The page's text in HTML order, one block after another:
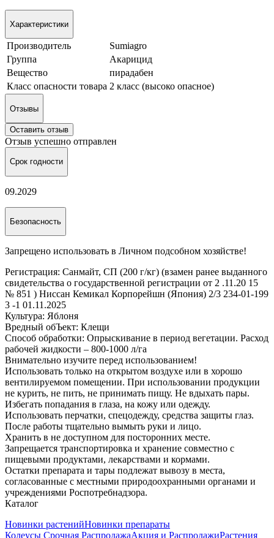
Характеристики
Производитель
Sumiagro
Группа
Акарицид
Вещество
пирадабен
Класс опасности товара 2 класс (высоко опасное)
Отзывы
Оставить отзыв
Отзыв успешно отправлен
Срок годности
09.2029
Безопасность
Запрещено использовать в Личном подсобном хозяйстве!
Регистрация: Санмайт, СП (200 г/кг) (взамен ранее выданного
свидетельства о государственной регистрации от 2 .11.20 15
№ 851 ) Ниссан Кемикал Корпорейшн (Япония) 2/3 234-01-199
3 -1 01.11.2025
Культура: Яблоня
Вредный обЪект: Клещи
Способ обработки: Опрыскивание в период вегетации. Расход
рабочей жидкости – 800-1000 л/га
Внимательно изучите перед использованием!
Использовать только на открытом воздухе или в хорошо
вентилируемом помещении. При использовании продукции
не курить, не пить, не принимать пищу. Не вдыхать пары.
Избегать попадания в глаза, на кожу или одежду.
Использовать перчатки, спецодежду, средства защиты глаз.
После работы тщательно вымыть руки и лицо.
Хранить в не доступном для посторонних месте.
Запрещается транспортировка и хранение совместно с
пищевыми продуктами, лекарствами и кормами.
Остатки препарата и тары подлежат вывозу в места,
согласованные с местными природоохранными органами и
учреждениями Роспотребнадзора.
Каталог
Новинки растенийНовинки препараты
Колеусы Срочная РаспродажаАкция и РаспродажиРастения